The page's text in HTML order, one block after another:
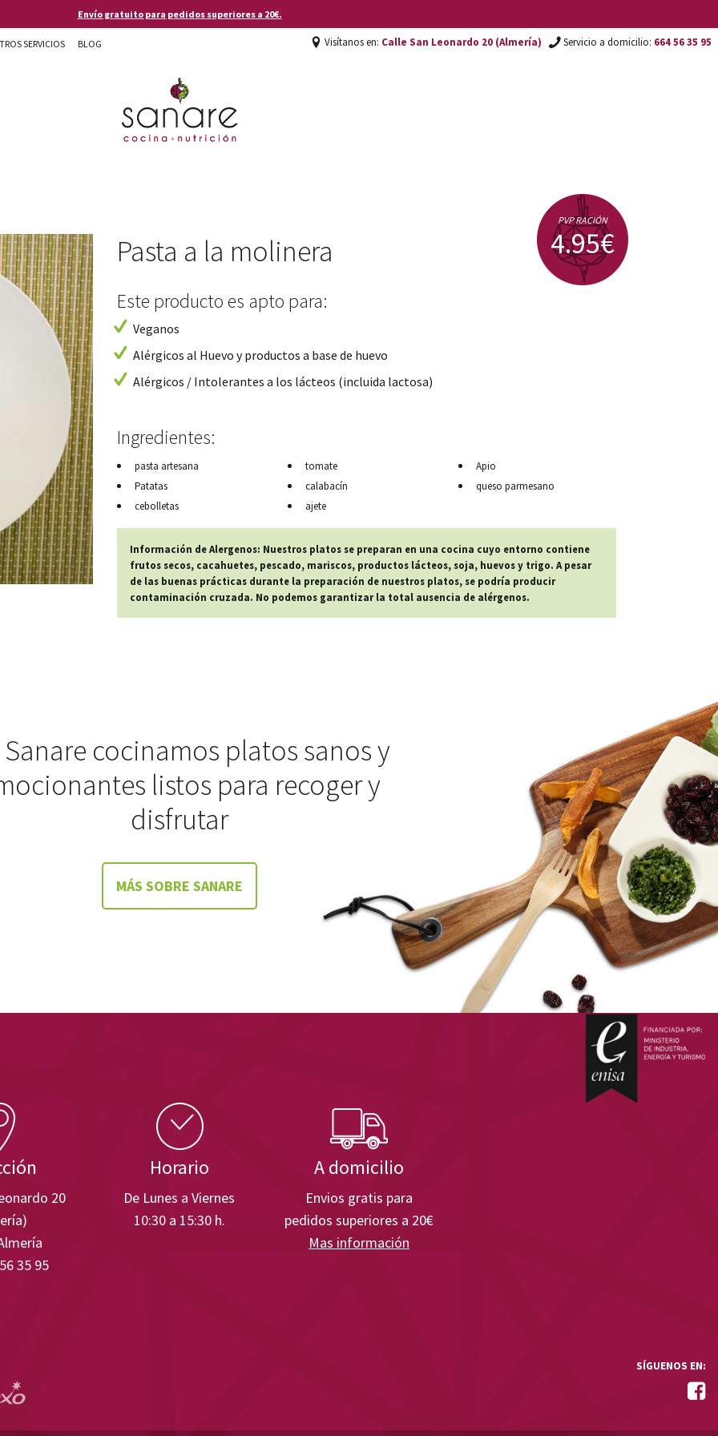
Envío gratuito para pedidos superiores a 20€.
SERVICIOS BLOG Visítanos en: Calle San Leonardo 20 (Almería) Servicio a domicilio: 664 56 35 95
Pasta a la molinera
Este producto es apto para:
Veganos
Alérgicos al Huevo y productos a base de huevo
Alérgicos / Intolerantes a los lácteos (incluida lactosa)
Ingredientes:
pasta artesana
Patatas
cebolletas
tomate
calabacín
ajete
Apio
queso parmesano
Información de Alergenos: Nuestros platos se preparan en una cocina cuyo entorno contiene
frutos secos, cacahuetes, pescado, mariscos, productos lácteos, soja, huevos y trigo. A pesar
de las buenas prácticas durante la preparación de nuestros platos, se podría producir
contaminación cruzada. No podemos garantizar la total ausencia de alérgenos.
PVP RACIÓN
4.95€
Sanare cocinamos platos sanos y
listos para recoger y
disfrutar
MÁS SOBRE SANARE
20
35 95
Horario
De Lunes a Viernes
10:30 a 15:30 h.
A domicilio
Envios gratis para
pedidos superiores a 20€
Mas información
SÍGUENOS EN: